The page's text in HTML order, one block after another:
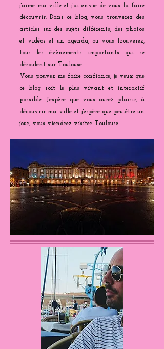
j'aime ma ville et j'ai envie de vous la faire
découvrir. Dans ce blog, vous trouverez des
articles sur des sujets différents, des photos
et vidéos et un agenda, ou vous trouverez,
tous les évènements importants qui se
déroulent sur Toulouse.
Vous pouvez me faire confiance, je veux que
ce blog soit le plus vivant et interactif
possible. J'espère que vous aurez plaisir, à
découvrir ma ville et j'espère que peu-être un
jour, vous viendrez visiter Toulouse.